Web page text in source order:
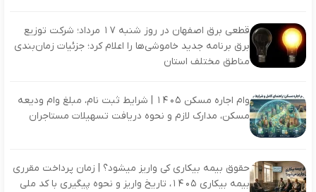
قطعی برق اصفهان در روز شنبه ۱۷ مرداد؛ شرکت توزیع
برق برنامه جدید خاموشی‌ها را اعلام کرد؛ جزئیات زمان‌بندی
مناطق مختلف استان
وام اجاره مسکن ۱۴۰۵ | شرایط ثبت نام، مبلغ وام ودیعه
مسکن، مدارک لازم و نحوه دریافت تسهیلات مستاجران
حقوق بیمه بیکاری کی واریز میشود؟ | زمان پرداخت مقرری
بیمه بیکاری ۱۴۰۵، تاریخ واریز و نحوه پیگیری با کد ملی